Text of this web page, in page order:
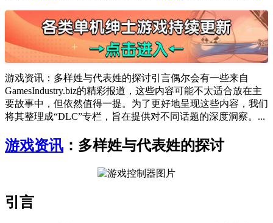
游戏资讯：多样姓与代表姓的探讨引言偶尔会有一些来自
GamesIndustry.biz的精彩报道，这些内容可能不太适合放在主
要故事中，但依然值得一提。为了更好地呈现这些内容，我们
将其整理成“DLC”专栏，旨在提供对不同话题的深度洞察。...
游戏资讯 ：多样姓与代表姓的探讨
引言